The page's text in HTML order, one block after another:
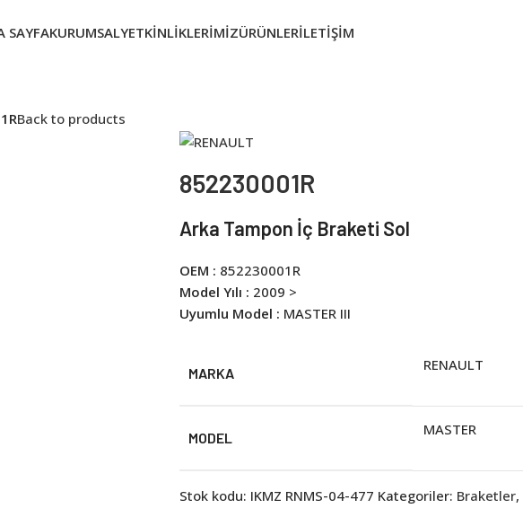
SAYFAKURUMSALYETKINLIKLERIMIZÜRÜNLERİLETIŞIM
Back to products
852230001R
Arka Tampon İç Braketi Sol
OEM : 852230001R
Model Yılı : 2009 >
Uyumlu Model : MASTER III
MARKA RENAULT
MODEL MASTER
Stok kodu: IKMZ RNMS-04-477 Kategoriler: Braketler,